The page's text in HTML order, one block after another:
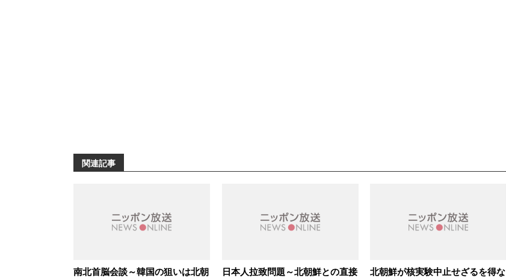
関連記事
南北首脳会談～韓国の狙いは北朝 日本人拉致問題～北朝鮮との直接 北朝鮮が核実験中止せざるを得な